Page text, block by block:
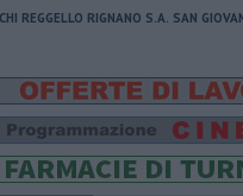
REGGELLO RIGNANO S.A. SAN